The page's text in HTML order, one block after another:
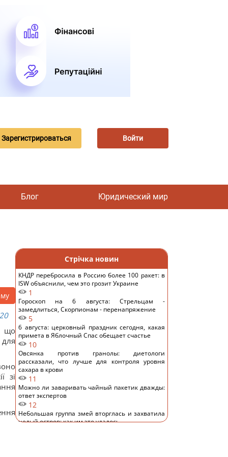
Зарегистрироваться Войти
Блог Юридический мир
що
зі
Стрічка новин
КНДР перебросила в Россию более 100 ракет: в
ISW объяснили, чем это грозит Украине
1
Гороскоп на 6 августа: Стрельцам -
замедлиться, Скорпионам - перенапряжение
5
6 августа: церковный праздник сегодня, какая
примета в Яблочный Спас обещает счастье
10
Овсянка против гранолы: диетологи
рассказали, что лучше для контроля уровня
сахара в крови
11
Можно ли заваривать чайный пакетик дважды:
ответ экспертов
12
Небольшая группа змей вторглась и захватила
целый остров: как им это удалось